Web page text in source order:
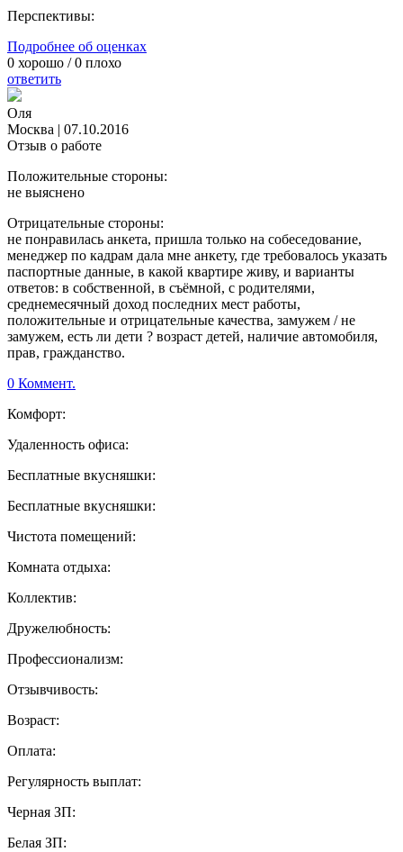
Перспективы:
Подробнее об оценках
0 хорошо /0 плохо
ответить
Оля
Москва | 07.10.2016
Отзыв о работе
Положительные стороны:
не выяснено
Отрицательные стороны:
не понравилась анкета, пришла только на собеседование,
менеджер по кадрам дала мне анкету, где требовалось указать
паспортные данные, в какой квартире живу, и варианты
ответов: в собственной, в съёмной, с родителями,
среднемесячный доход последних мест работы,
положительные и отрицательные качества, замужем / не
замужем, есть ли дети ? возраст детей, наличие автомобиля,
прав, гражданство.
0 Коммент.
Комфорт:
Удаленность офиса:
Бесплатные вкусняшки:
Бесплатные вкусняшки:
Чистота помещений:
Комната отдыха:
Коллектив:
Дружелюбность:
Профессионализм:
Отзывчивость:
Возраст:
Оплата:
Регулярность выплат:
Черная ЗП:
Белая ЗП: